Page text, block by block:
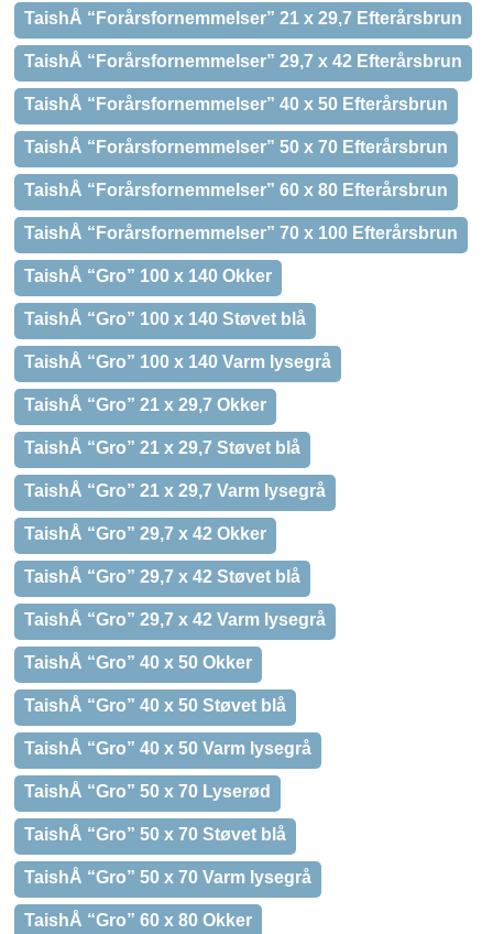
TaishÅ “Forårsfornemmelser” 21 x 29,7 Efterårsbrun
TaishÅ “Forårsfornemmelser” 29,7 x 42 Efterårsbrun
TaishÅ “Forårsfornemmelser” 40 x 50 Efterårsbrun
TaishÅ “Forårsfornemmelser” 50 x 70 Efterårsbrun
TaishÅ “Forårsfornemmelser” 60 x 80 Efterårsbrun
TaishÅ “Forårsfornemmelser” 70 x 100 Efterårsbrun
TaishÅ “Gro” 100 x 140 Okker
TaishÅ “Gro” 100 x 140 Støvet blå
TaishÅ “Gro” 100 x 140 Varm lysegrå
TaishÅ “Gro” 21 x 29,7 Okker
TaishÅ “Gro” 21 x 29,7 Støvet blå
TaishÅ “Gro” 21 x 29,7 Varm lysegrå
TaishÅ “Gro” 29,7 x 42 Okker
TaishÅ “Gro” 29,7 x 42 Støvet blå
TaishÅ “Gro” 29,7 x 42 Varm lysegrå
TaishÅ “Gro” 40 x 50 Okker
TaishÅ “Gro” 40 x 50 Støvet blå
TaishÅ “Gro” 40 x 50 Varm lysegrå
TaishÅ “Gro” 50 x 70 Lyserød
TaishÅ “Gro” 50 x 70 Støvet blå
TaishÅ “Gro” 50 x 70 Varm lysegrå
TaishÅ “Gro” 60 x 80 Okker